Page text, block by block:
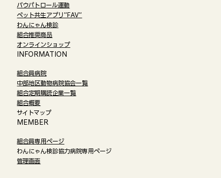
バウパトロール運動
ペット共生アプリ”FAV”
わんにゃん検診
組合推奨商品
オンラインショップ​
​INFORMATION
組合員病院
中部地区動物病院協会一覧
組合定期購読企業一覧
組合概要
サイトマップ
​MEMBER
組合員専用ページ
わんにゃん検診協力病院専用ページ
管理画面